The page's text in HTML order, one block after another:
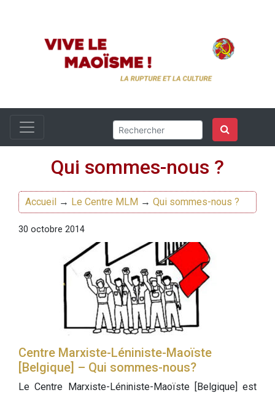
Qui sommes-nous ?
Accueil → Le Centre MLM → Qui sommes-nous ?
30 octobre 2014
Centre Marxiste-Léniniste-Maoïste
[Belgique] – Qui sommes-nous?
Le Centre Marxiste-Léniniste-Maoïste [Belgique] est